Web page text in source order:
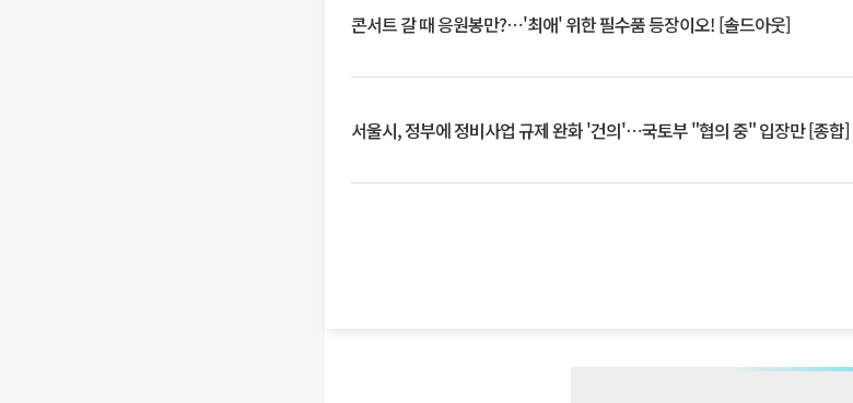
콘서트 갈 때 응원봉만?⋯'최애' 위한 필수품 등장이오! [솔드아웃]
서울시, 정부에 정비사업 규제 완화 '건의'⋯국토부 "협의 중" 입장만 [종합]